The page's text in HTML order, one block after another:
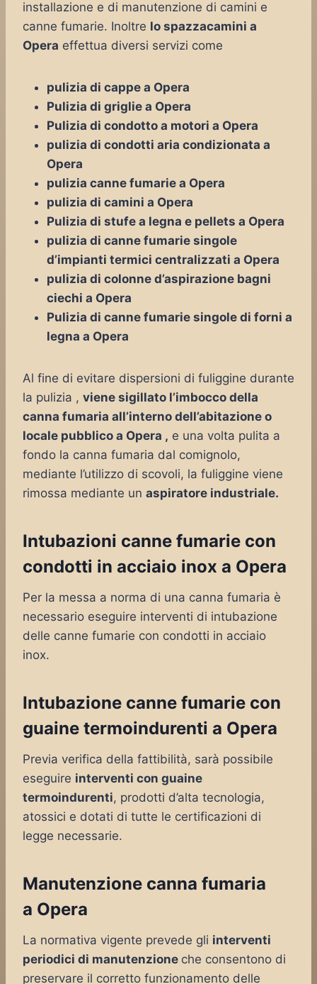
installazione e di manutenzione di camini e
canne fumarie. Inoltre lo spazzacamini a
Opera effettua diversi servizi come
pulizia di cappe a Opera
Pulizia di griglie a Opera
Pulizia di condotto a motori a Opera
pulizia di condotti aria condizionata a
Opera
pulizia canne fumarie a Opera
pulizia di camini a Opera
Pulizia di stufe a legna e pellets a Opera
pulizia di canne fumarie singole
d’impianti termici centralizzati a Opera
pulizia di colonne d’aspirazione bagni
ciechi a Opera
Pulizia di canne fumarie singole di forni a
legna a Opera
Al fine di evitare dispersioni di fuliggine durante
la pulizia , viene sigillato l’imbocco della
canna fumaria all’interno dell’abitazione o
locale pubblico a Opera , e una volta pulita a
fondo la canna fumaria dal comignolo,
mediante l’utilizzo di scovoli, la fuliggine viene
rimossa mediante un aspiratore industriale.
Intubazioni canne fumarie con
condotti in acciaio inox a Opera
Per la messa a norma di una canna fumaria è
necessario eseguire interventi di intubazione
delle canne fumarie con condotti in acciaio
inox.
Intubazione canne fumarie con
guaine termoindurenti a Opera
Previa verifica della fattibilità, sarà possibile
eseguire interventi con guaine
termoindurenti, prodotti d’alta tecnologia,
atossici e dotati di tutte le certificazioni di
legge necessarie.
Manutenzione canna fumaria
a Opera
La normativa vigente prevede gli interventi
periodici di manutenzione che consentono di
preservare il corretto funzionamento delle